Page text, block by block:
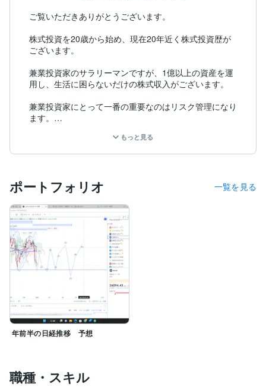
ご覧いただきありがとうございます。
株式投資を20歳から始め、現在20年近く株式投資歴が
ございます。
兼業投資家のサラリーマンですが、1億以上の資産を運
用し、生活に困らないだけの株式収入がございます。
兼業投資家にとって一番の重要なのはリスク管理になり
ます。
一日中相場に張り付くことができないため、値動きの激
しいグロース市場（マザーズ）や新規上場株は基本的に
値動きの比較的に落ち着いている、プライム市場（東証
一部）銘柄で、かつ一定の条件を満たした銘柄しか取引
は致しません。
日経225やETFがメインになります。
初心者から経験者まで分かるように動画を編集して製作
しています。
分かりやすく編集してあると思うので、ご家族でもご覧
いただけるかと思います。
質問にはできる限りお答えしますが、私も仕事があるた
め、若干お時間はいただきます。
まずは、よくある質問欄のご確認お願いいたします。
もっと見る
ポートフォリオ 一覧を見る
年前半の日経推移 予想
職種・スキル